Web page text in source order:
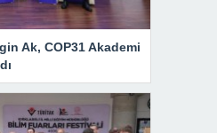
Ak, COP31 Akademi